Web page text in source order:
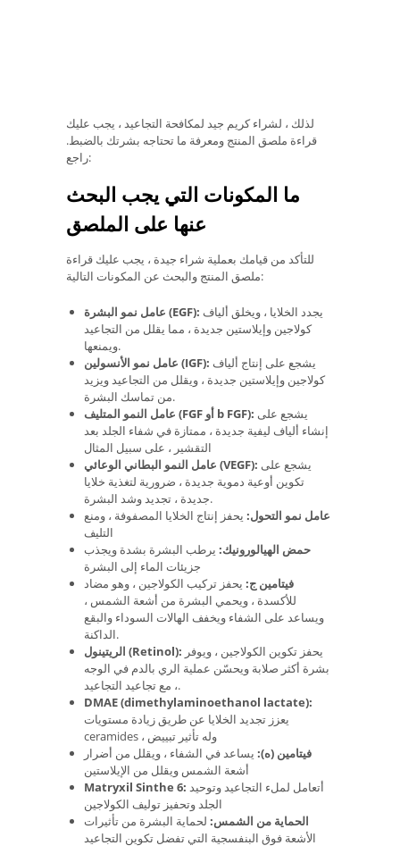
لذلك ، لشراء كريم جيد لمكافحة التجاعيد ، يجب عليك
قراءة ملصق المنتج ومعرفة ما تحتاجه بشرتك بالضبط.
راجع:
ما المكونات التي يجب البحث
عنها على الملصق
للتأكد من قيامك بعملية شراء جيدة ، يجب عليك قراءة
ملصق المنتج والبحث عن المكونات التالية:
عامل نمو البشرة (EGF):
كولاجين وإيلاستين جديدة ، مما يقلل من التجاعيد
ويمنعها.
عامل نمو الأنسولين (IGF):
كولاجين وإيلاستين جديدة ، ويقلل من التجاعيد ويزيد
من تماسك البشرة.
عامل النمو المتليف (FGF أو b FGF):
إنشاء ألياف ليفية جديدة ، ممتازة في شفاء الجلد بعد
التقشير ، على سبيل المثال
عامل النمو البطاني الوعائي (VEGF):
تكوين أوعية دموية جديدة ، ضرورية لتغذية خلايا
جديدة ، تجديد وشد البشرة.
عامل نمو التحول: يحفز إنتاج الخلايا المصفوفة ، ومنع
التليف
حمض الهيالورونيك: يرطب البشرة بشدة ويجذب
جزيئات الماء إلى البشرة
فيتامين ج: يحفز تركيب الكولاجين ، وهو مضاد
للأكسدة ، ويحمي البشرة من أشعة الشمس ،
ويساعد على الشفاء ويخفف الهالات السوداء والبقع
الداكنة.
الريتينول (Retinol):
بشرة أكثر صلابة ويحسّن عملية الري بالدم في الوجه
، مع تجاعيد التجاعيد.
DMAE (dimethylaminoethanol lactate):
يعزز تجديد الخلايا عن طريق زيادة مستويات
ceramides ، وله تأثير تبييض
فيتامين (ه): يساعد في الشفاء ، ويقلل من أضرار
أشعة الشمس ويقلل من الإيلاستين
Matryxil Sinthe 6:
الجلد وتحفيز توليف الكولاجين
الحماية من الشمس: لحماية البشرة من تأثيرات
الأشعة فوق البنفسجية التي تفضل تكوين التجاعيد